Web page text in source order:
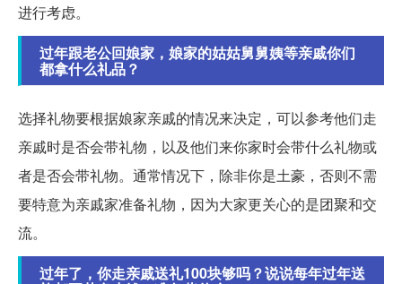
进行考虑。
过年跟老公回娘家，娘家的姑姑舅舅姨等亲戚你们
都拿什么礼品？
选择礼物要根据娘家亲戚的情况来决定，可以参考他们走
亲戚时是否会带礼物，以及他们来你家时会带什么礼物或
者是否会带礼物。通常情况下，除非你是土豪，否则不需
要特意为亲戚家准备礼物，因为大家更关心的是团聚和交
流。
过年了，你走亲戚送礼100块够吗？说说每年过年送